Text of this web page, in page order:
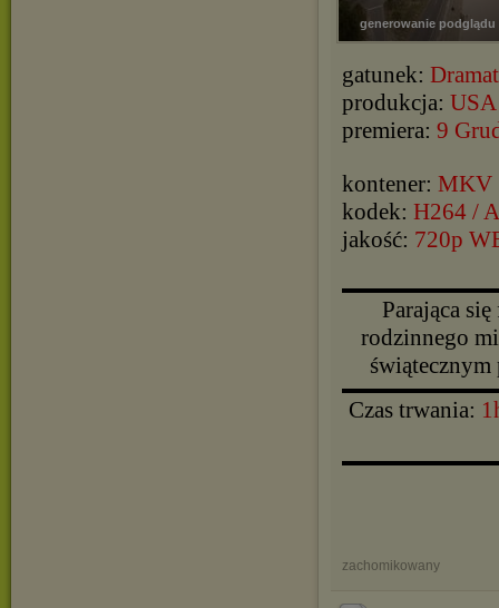
generowanie podglądu
gatunek:
produkcja: USA
premiera: 9
kontener: MKV
kodek: H264 /
jakość: 720p
Parająca
rodzinnego
Czas trwania:
zachomikowany